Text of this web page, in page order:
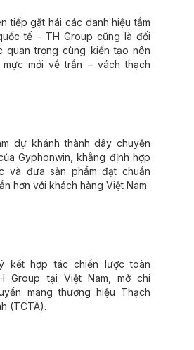
tiếp gặt hái các danh hiệu tầm
tế - TH Group cũng là đối
quan trọng cùng kiến tạo nên
mới về trần – vách thạch
dự khánh thành dây chuyền
Gyphonwin, khẳng định hợp
và đưa sản phẩm đạt chuẩn
hơn với khách hàng Việt Nam.
kết hợp tác chiến lược toàn
Group tại Việt Nam, mở chi
mang thương hiệu Thạch
(TCTA).